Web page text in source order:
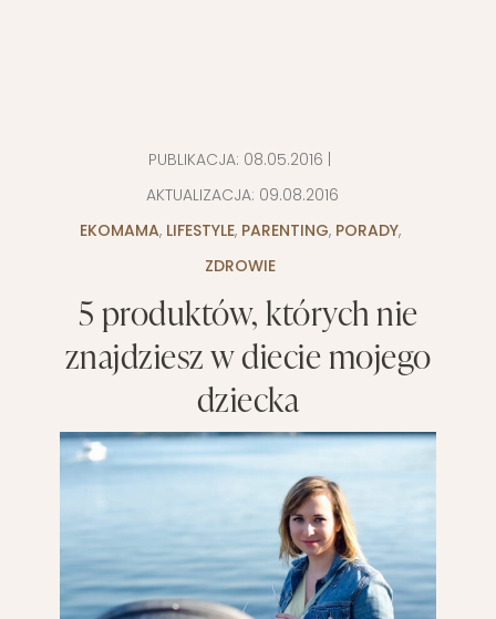
PUBLIKACJA: 08.05.2016
AKTUALIZACJA: 09.08.2016
EKOMAMA, LIFESTYLE, PARENTING, PORADY,
ZDROWIE
5 produktów, których nie
znajdziesz w diecie mojego
dziecka